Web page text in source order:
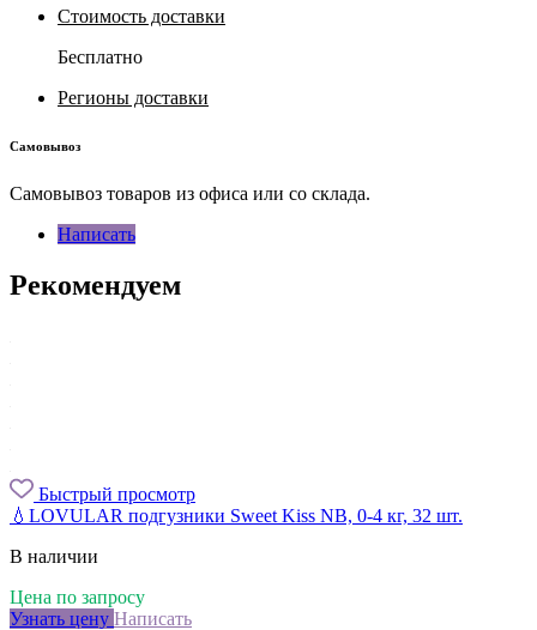
Стоимость доставки
Бесплатно
Регионы доставки
Самовывоз
Самовывоз товаров из офиса или со склада.
Написать
Рекомендуем
Быстрый просмотр
💧LOVULAR подгузники Sweet Kiss NB, 0-4 кг, 32 шт.
В наличии
Цена по запросу
Узнать цену Написать